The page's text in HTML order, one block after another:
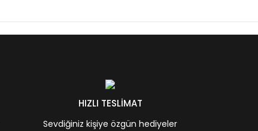
HIZLI TESLİMAT
Sevdiğiniz kişiye özgün hediyeler